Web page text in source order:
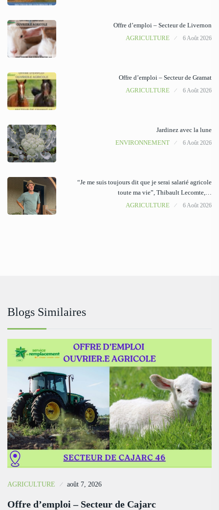
Offre d’emploi – Secteur de Livernon
AGRICULTURE
6 Août 2026
Offre d’emploi – Secteur de Gramat
AGRICULTURE
6 Août 2026
Jardinez avec la lune
ENVIRONNEMENT
6 Août 2026
“Je me suis toujours dit que je serai salarié agricole
toute ma vie”, Thibault Lecomte,…
AGRICULTURE
6 Août 2026
Blogs Similaires
AGRICULTURE août 7, 2026
Offre d’emploi – Secteur de Cajarc